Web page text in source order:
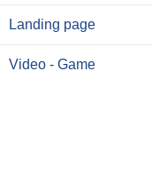
Landing page
Video - Game